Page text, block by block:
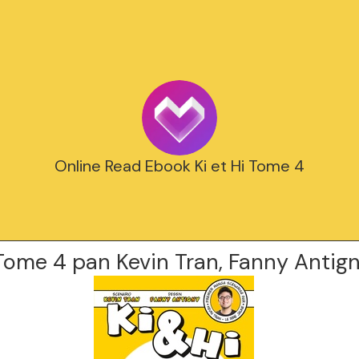
Online Read Ebook Ki et Hi Tome 4
4 pan Kevin Tran, Fanny